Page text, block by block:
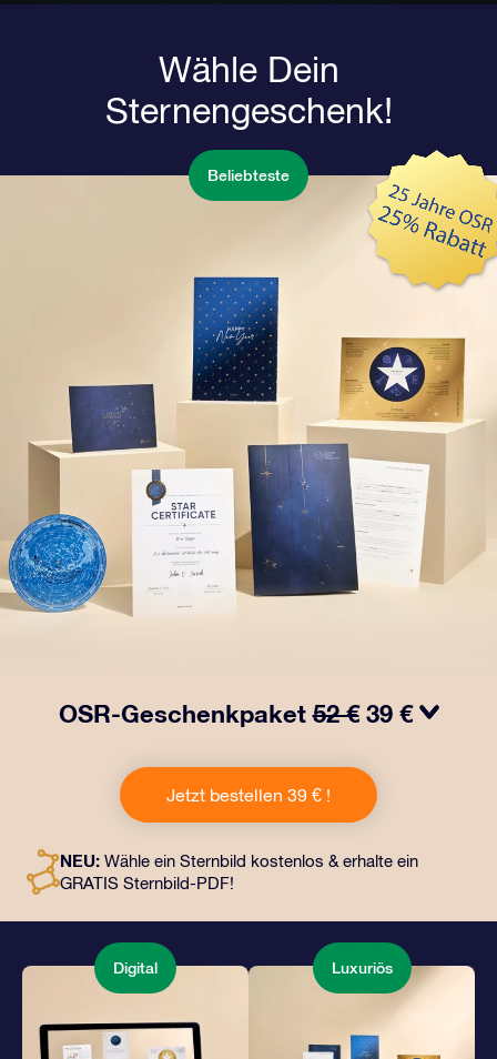
Wähle Dein
Sternengeschenk!
Beliebteste
OSR-Geschenkpaket52 € 39 €
Geschenkpaket! Dieses Geschenk enthält einen
schönen Umschlag und personalisierte Dokumente, die
an eine Adresse Ihrer Wahl gesendet werden, sowie
unserer Apps. Es ist eine zauberhafte Art, Freunden und
Liebsten ein unvergängliches Geschenk zu
Jetzt bestellen 39 € !
NEU: Wähle ein Sternbild kostenlos & erhalte ein
GRATIS Sternbild-PDF!
Digital Luxuriös